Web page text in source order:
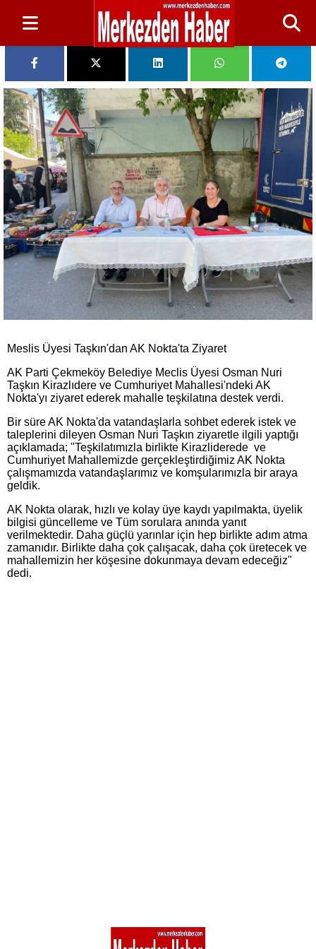
Meslis Üyesi Taşkın'dan AK Nokta'ta Ziyaret
AK Parti Çekmeköy Belediye Meclis Üyesi Osman Nuri
Taşkın Kirazlıdere ve Cumhuriyet Mahallesi'ndeki AK
Nokta'yı ziyaret ederek mahalle teşkilatına destek verdi.
Bir süre AK Nokta'da vatandaşlarla sohbet ederek istek ve
taleplerini dileyen Osman Nuri Taşkın ziyaretle ilgili yaptığı
açıklamada; "Teşkilatımızla birlikte Kirazliderede ve
Cumhuriyet Mahallemizde gerçekleştirdiğimiz AK Nokta
çalışmamızda vatandaşlarımız ve komşularımızla bir araya
geldik.
AK Nokta olarak, hızlı ve kolay üye kaydı yapılmakta, üyelik
bilgisi güncelleme ve Tüm sorulara anında yanıt
verilmektedir. Daha güçlü yarınlar için hep birlikte adım atma
zamanıdır. Birlikte daha çok çalışacak, daha çok üretecek ve
mahallemizin her köşesine dokunmaya devam edeceğiz"
dedi.